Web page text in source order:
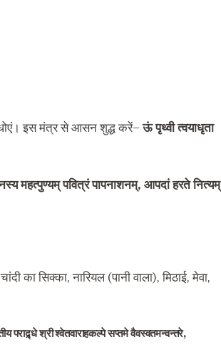
इस मंत्र से आसन शुद्ध करें–ऊं पृथ्वी त्वयाधृता
महत्पुण्यम् पवित्रं पापनाशनम्, आपदां हरते नित्यम्
चांदी का सिक्का,नारियल(पानी वाला),मिठाई,मेवा,
पराद्र्धे श्री श्वेतवाराहकल्पे सप्तमे वैवस्वतमन्वन्तरे,